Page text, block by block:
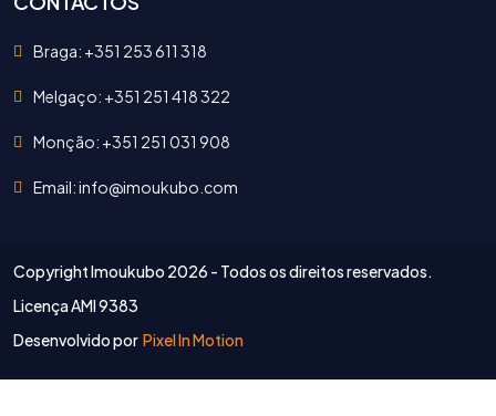
Braga: +351 253 611 318
Melgaço: +351 251 418 322
Monção: +351 251 031 908
Email: info@imoukubo.com
Copyright Imoukubo 2026 - Todos os direitos reservados.
Licença AMI 9383
Desenvolvido por Pixel In Motion